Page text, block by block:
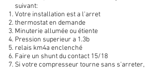
suivant:
Votre installation est a l'arret
thermostat en demande
Minuterie allumée ou étiente
Pression superieur a 1.3b
relais km4a enclenché
Faire un shunt du contact 15/18
Si votre compresseur tourne sans s'arreter,